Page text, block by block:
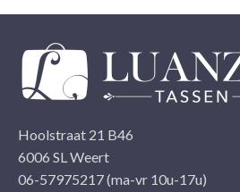
Hoolstraat 21 B46
6006 SL Weert
06-57975217 (ma-vr 10u-17u)